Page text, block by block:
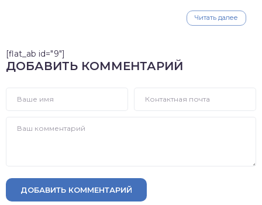
Читать далее
[flat_ab id="9"]
ДОБАВИТЬ КОММЕНТАРИЙ
ДОБАВИТЬ КОММЕНТАРИЙ